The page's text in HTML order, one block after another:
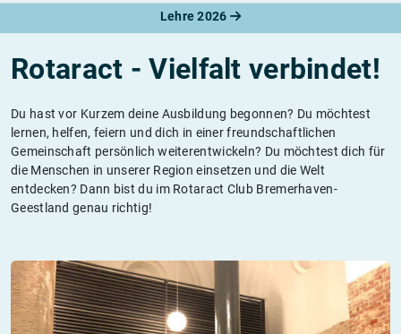
Lehre 2026
Rotaract - Vielfalt verbindet!
Du hast vor Kurzem deine Ausbildung begonnen? Du möchtest
lernen, helfen, feiern und dich in einer freundschaftlichen
Gemeinschaft persönlich weiterentwickeln? Du möchtest dich für
die Menschen in unserer Region einsetzen und die Welt
entdecken? Dann bist du im Rotaract Club Bremerhaven-
Geestland genau richtig!